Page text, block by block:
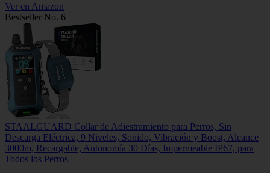
Ver en Amazon
Bestseller No. 6
STAALGUARD Collar de Adiestramiento para Perros, Sin
Descarga Eléctrica, 9 Niveles, Sonido, Vibración y Boost, Alcance
3000m, Recargable, Autonomía 30 Días, Impermeable IP67, para
Todos los Perros